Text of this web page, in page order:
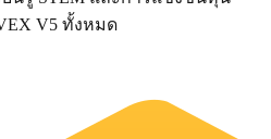
V5 ทั้งหมด